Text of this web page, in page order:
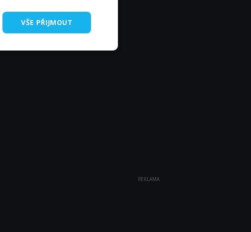
REKLAMA
VŠE PŘIJMOUT